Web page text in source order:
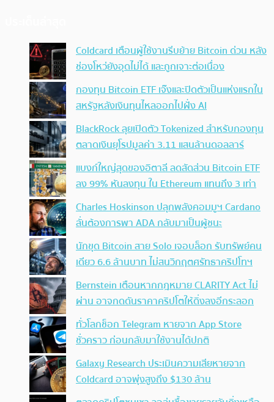
Coldcard เตือนผู้ใช้งานรีบย้าย Bitcoin ด่วน หลัง
ช่องโหว่ยังอุดไม่ได้ และถูกเจาะต่อเนื่อง
กองทุน Bitcoin ETF เจ๊งและปิดตัวเป็นแห่งแรกใน
สหรัฐหลังเงินทุนไหลออกไปฝั่ง AI
BlackRock ลุยเปิดตัว Tokenized สำหรับกองทุน
ตลาดเงินยุโรปมูลค่า 3.11 แสนล้านดอลลาร์
แบงก์ใหญ่สุดของอิตาลี ลดสัดส่วน Bitcoin ETF
ลง 99% หันลงทุน ใน Ethereum แทนถึง 3 เท่า
Charles Hoskinson ปลุกพลังคอมมูฯ Cardano
ลั่นต้องการพา ADA กลับมาเป็นผู้ชนะ
นักขุด Bitcoin สาย Solo เจอบล็อก รับทรัพย์คน
เดียว 6.6 ล้านบาท ไม่สนวิกฤตศรัทธาคริปโทฯ
Bernstein เตือนหากกฎหมาย CLARITY Act ไม่
ผ่าน อาจกดดันราคาคริปโตให้ดิ่งลงอีกระลอก
ทั่วโลกช็อก Telegram หายจาก App Store
ชั่วคราว ก่อนกลับมาใช้งานได้ปกติ
Galaxy Research ประเมินความเสียหายจาก
Coldcard อาจพุ่งสูงถึง $130 ล้าน